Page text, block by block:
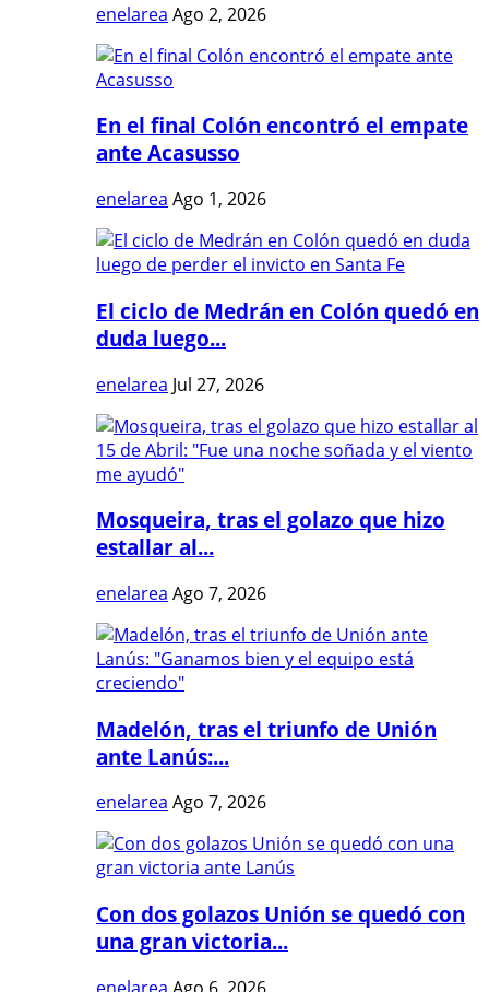
enelarea Ago 2, 2026
En el final Colón encontró el empate
ante Acasusso
enelarea Ago 1, 2026
El ciclo de Medrán en Colón quedó en
duda luego...
enelarea Jul 27, 2026
Mosqueira, tras el golazo que hizo
estallar al...
enelarea Ago 7, 2026
Madelón, tras el triunfo de Unión
ante Lanús:...
enelarea Ago 7, 2026
Con dos golazos Unión se quedó con
una gran victoria...